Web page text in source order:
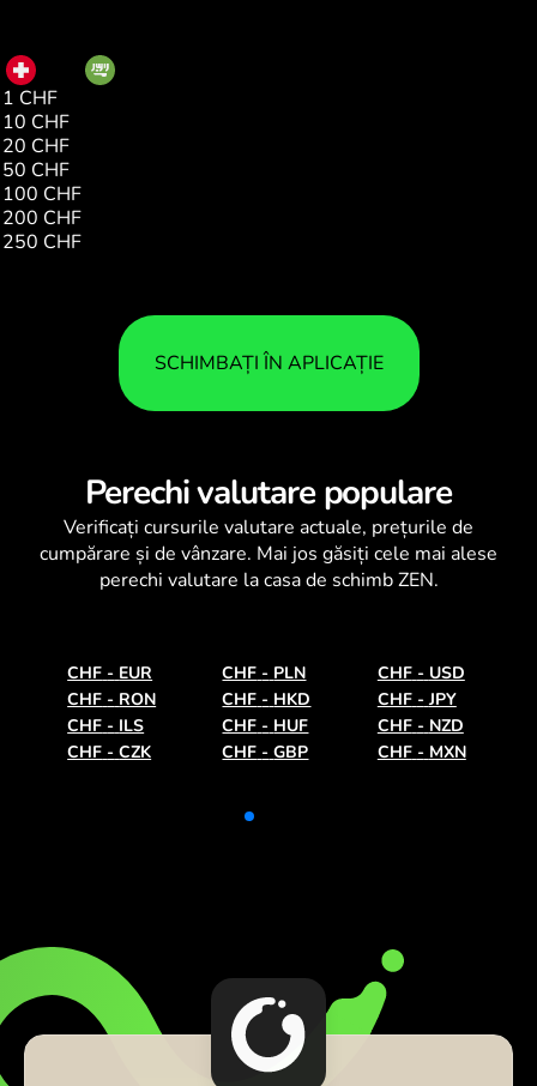
CHF
1 CHF
10 CHF
20 CHF
50 CHF
100 CHF
200 CHF
250 CHF
SCHIMBAȚI ÎN APLICAȚIE
Perechi valutare populare
Verificați cursurile valutare actuale, prețurile de
cumpărare și de vânzare. Mai jos găsiți cele mai alese
perechi valutare la casa de schimb ZEN.
CHF - EUR CHF - PLN CHF - USD
CHF - RON CHF - HKD CHF - JPY
CHF - ILS CHF - HUF CHF - NZD
CHF - CZK CHF - GBP CHF - MXN